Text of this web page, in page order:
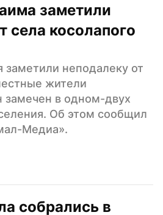
заметили
села косолапого
заметили неподалеку от
жители
замечен в одном-двух
Об этом сообщил
Медиа».
собрались в